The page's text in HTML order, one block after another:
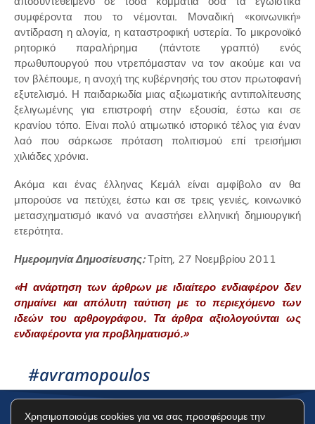
συμφέροντα που το νέμονται. Μοναδική «κοινωνική»
αντίδραση η αλογία, η καταστροφική υστερία. Το μικρονοϊκό
ρητορικό παραλήρημα (πάντοτε γραπτό) ενός
πρωθυπουργού που ντρεπόμασταν να τον ακούμε και να
τον βλέπουμε, η ανοχή της κυβέρνησής του στον πρωτοφανή
εξυτελισμό. Η παιδαριωδία μιας αξιωματικής αντιπολίτευσης
ξελιγωμένης για επιστροφή στην εξουσία, έστω και σε
κρανίου τόπο. Είναι πολύ ατιμωτικό ιστορικό τέλος για έναν
λαό που σάρκωσε πρόταση πολιτισμού επί τρεισήμισι
χιλιάδες χρόνια.
Ακόμα και ένας έλληνας Κεμάλ είναι αμφίβολο αν θα
μπορούσε να πετύχει, έστω και σε τρεις γενιές, κοινωνικό
μετασχηματισμό ικανό να αναστήσει ελληνική δημιουργική
ετερότητα.
Ημερομηνία Δημοσίευσης:Τρίτη, 27 Νοεμβρίου 2011
«Η ανάρτηση των άρθρων με ιδιαίτερο ενδιαφέρον δεν
σημαίνει και απόλυτη ταύτιση με το περιεχόμενο των
ιδεών του αρθρογράφου. Τα άρθρα αξιολογούνται ως
ενδιαφέροντα για προβληματισμό.»
#avramopoulos
Χρησιμοποιούμε cookies για να σας προσφέρουμε την